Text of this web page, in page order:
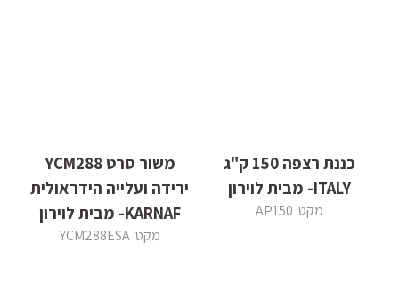
כננת רצפה 150 ק"ג
ITALY- מבית לוירון
מקט: AP150
משור סרט YCM288
ירידה ועלייה הידראולית
KARNAF- מבית לוירון
מקט: YCM288ESA